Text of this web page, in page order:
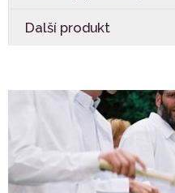
Další produkt